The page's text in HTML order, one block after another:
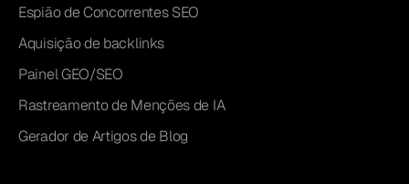
Espião de Concorrentes SEO
Aquisição de backlinks
Painel GEO/SEO
Rastreamento de Menções de IA
Gerador de Artigos de Blog